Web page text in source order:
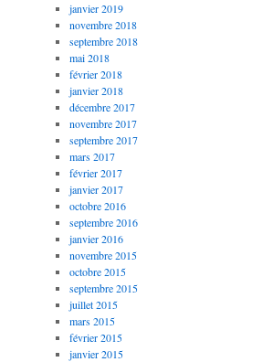
janvier 2019
novembre 2018
septembre 2018
mai 2018
février 2018
janvier 2018
décembre 2017
novembre 2017
septembre 2017
mars 2017
février 2017
janvier 2017
octobre 2016
septembre 2016
janvier 2016
novembre 2015
octobre 2015
septembre 2015
juillet 2015
mars 2015
février 2015
janvier 2015